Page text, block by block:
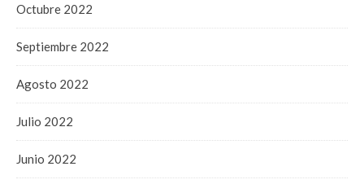
Octubre 2022
Septiembre 2022
Agosto 2022
Julio 2022
Junio 2022